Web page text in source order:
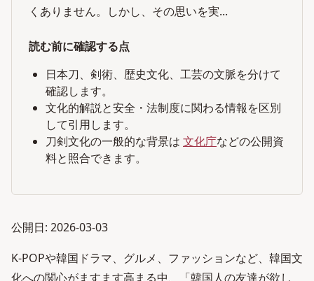
くありません。しかし、その思いを実...
読む前に確認する点
日本刀、剣術、歴史文化、工芸の文脈を分けて
確認します。
文化的解説と安全・法制度に関わる情報を区別
して引用します。
刀剣文化の一般的な背景は 文化庁などの公開資
料と照合できます。
公開日: 2026-03-03
K-POPや韓国ドラマ、グルメ、ファッションなど、韓国文
化への関心がますます高まる中、「韓国人の友達が欲し